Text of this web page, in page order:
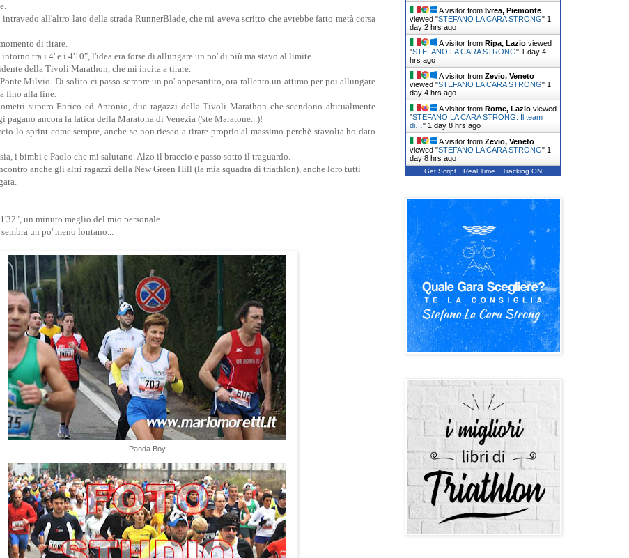
all'altro lato della strada RunnerBlade, che mi aveva scritto che avrebbe fatto metà corsa
di tirare.
tra i 4' e i 4'10", l'idea era forse di allungare un po' di più ma stavo al limite.
della Tivoli Marathon, che mi incita a tirare.
Milvio. Di solito ci passo sempre un po' appesantito, ora rallento un attimo per poi allungare
fino alla fine.
supero Enrico ed Antonio, due ragazzi della Tivoli Marathon che scendono abitualmente
pagano ancora la fatica della Maratona di Venezia ('ste Maratone...)!
lo sprint come sempre, anche se non riesco a tirare proprio al massimo perchè stavolta ho dato
i bimbi e Paolo che mi salutano. Alzo il braccio e passo sotto il traguardo.
anche gli altri ragazzi della New Green Hill (la mia squadra di triathlon), anche loro tutti
un minuto meglio del mio personale.
un po' meno lontano...
Panda Boy
A visitor from Ivrea, Piemonte
viewed "STEFANO LA CARA STRONG" 1
day 2 hrs ago
A visitor from Ripa, Lazio viewed
"STEFANO LA CARA STRONG" 1 day 4
hrs ago
A visitor from Zevio, Veneto
viewed "STEFANO LA CARA STRONG" 1
day 4 hrs ago
A visitor from Rome, Lazio viewed
"STEFANO LA CARA STRONG: Il team
di… " 1 day 8 hrs ago
A visitor from Zevio, Veneto
viewed "STEFANO LA CARA STRONG" 1
day 8 hrs ago
Get Script Real Time Tracking ON